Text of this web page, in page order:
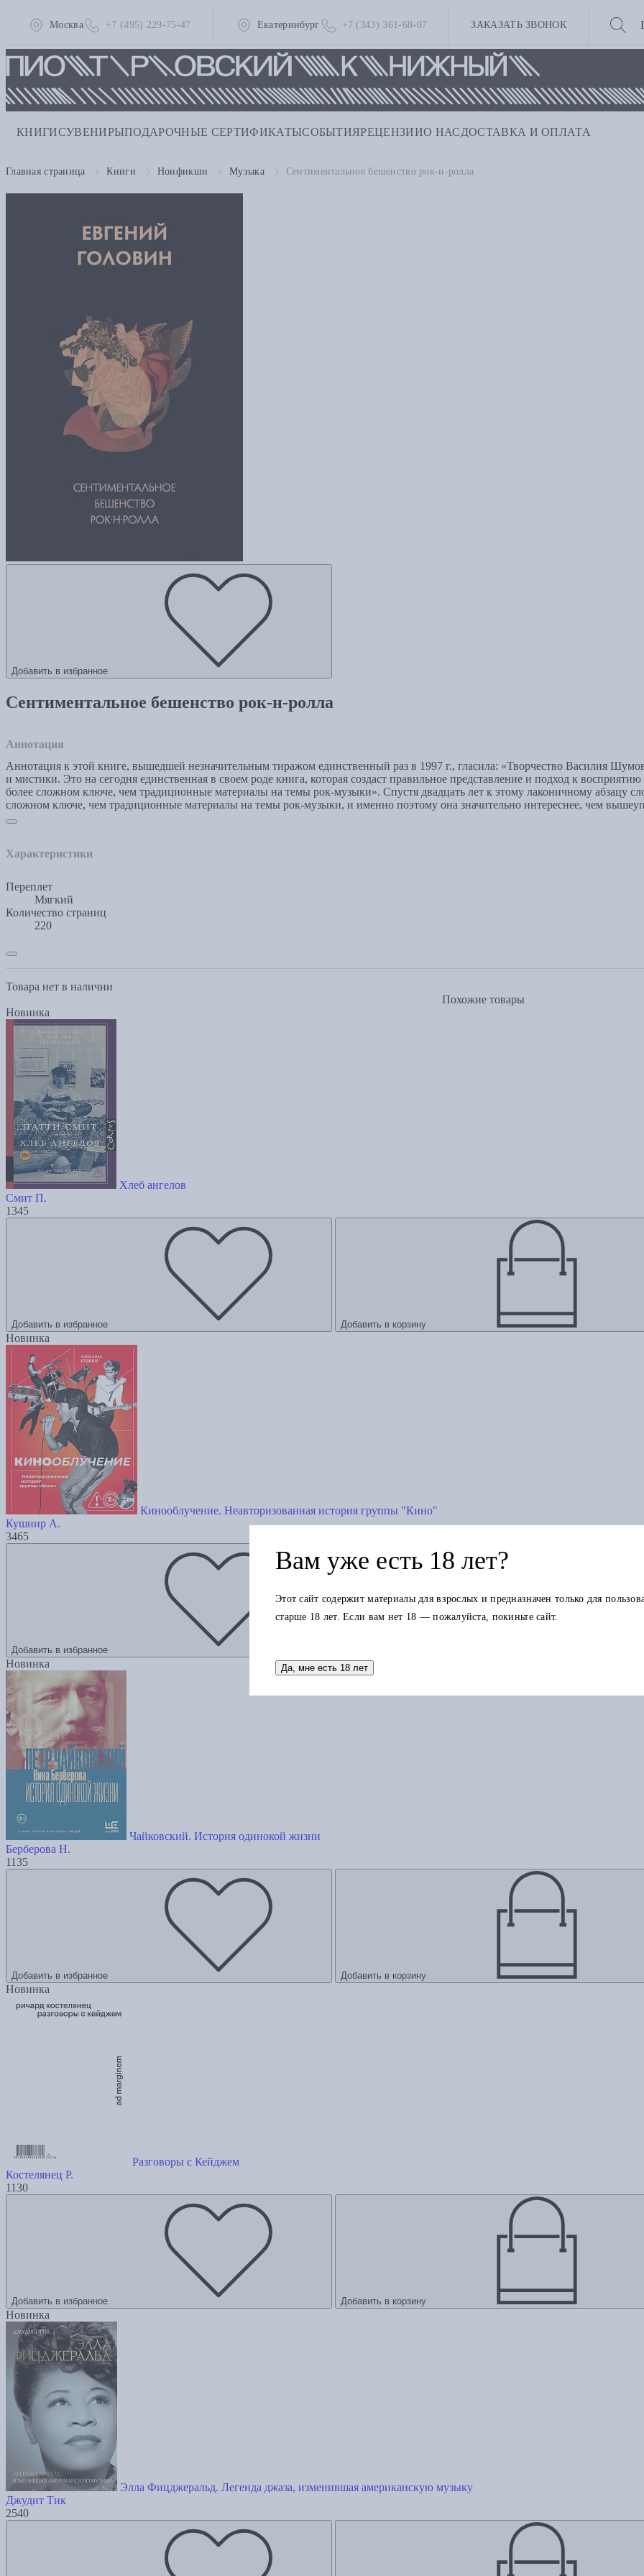
Москва +7 (495) 229-75-47 Екатеринбург +7 (343) 361-68-07 ЗАКАЗАТЬ ЗВОНОК
КНИГИСУВЕНИРЫПОДАРОЧНЫЕ СЕРТИФИКАТЫСОБЫТИЯРЕЦЕНЗИИО НАС ДОСТАВКА И ОПЛАТА
Главная страница Книги Нонфикшн Музыка Сентиментальное бешенство рок-н-ролла
Добавить в избранное
Сентиментальное бешенство рок-н-ролла
Аннотация
Аннотация к этой книге, вышедшей незначительным тиражом единственный раз в 1997 г., гласила: «Творчество Василия
и мистики. Это на сегодня единственная в своем роде книга, которая создаст правильное представление и подход к
более сложном ключе, чем традиционные материалы на темы рок-музыки». Спустя двадцать лет к этому лаконичному абзацу
сложном ключе, чем традиционные материалы на темы рок-музыки, и именно поэтому она значительно интереснее, чем
Характеристики
Переплет
Мягкий
Количество страниц
220
Товара нет в наличии
Похожие товары
Новинка
Хлеб ангелов
Смит П.
1345
Добавить в избранное Добавить в корзину
Новинка
Кинооблучение. Неавторизованная история группы "Кино"
Кушнир А.
3465
Добавить в избранное
Новинка
Чайковский. История одинокой жизни
Берберова Н.
1135
Добавить в избранное Добавить в корзину
Новинка
Разговоры с Кейджем
Костелянец Р.
1130
Добавить в избранное Добавить в корзину
Новинка
Элла Фицджеральд. Легенда джаза, изменившая американскую музыку
Джудит Тик
2540
Вам уже есть 18 лет?
Этот сайт содержит материалы для взрослых и предназначен только для
старше 18 лет. Если вам нет 18 — пожалуйста, покиньте сайт.
Да, мне есть 18 лет